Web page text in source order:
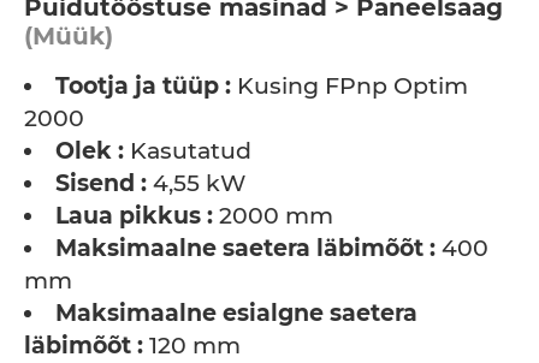
Puidutööstuse masinad > Paneelsaag
(Müük)
Tootja ja tüüp : Kusing FPnp Optim
2000
Olek : Kasutatud
Sisend : 4,55 kW
Laua pikkus : 2000 mm
Maksimaalne saetera läbimõõt : 400
mm
Maksimaalne esialgne saetera
läbimõõt : 120 mm